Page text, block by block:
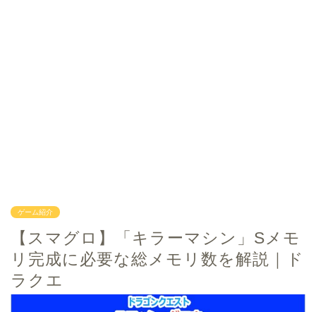
ゲーム紹介
【スマグロ】「キラーマシン」Sメモ
リ完成に必要な総メモリ数を解説｜ド
ラクエ